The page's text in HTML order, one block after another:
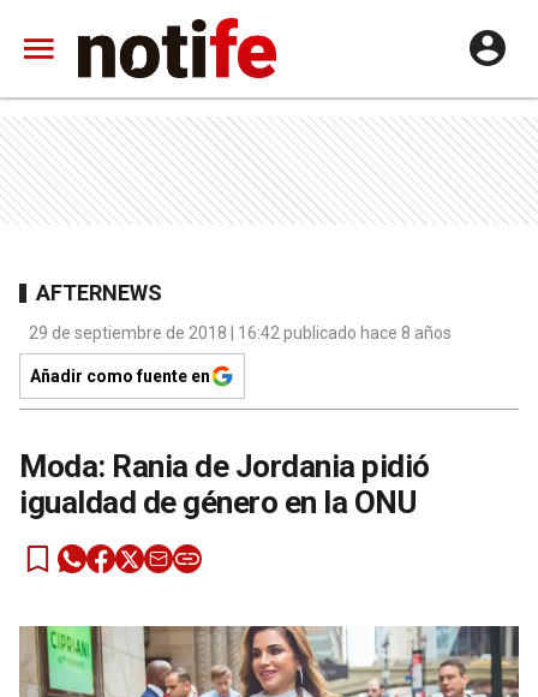
AFTERNEWS
29 de septiembre de 2018 | 16:42 publicado hace 8 años
Añadir como fuente en
Moda: Rania de Jordania pidió
igualdad de género en la ONU